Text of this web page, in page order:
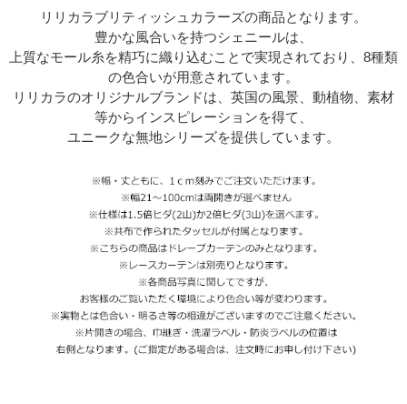
リリカラブリティッシュカラーズの商品となります。
豊かな風合いを持つシェニールは、
上質なモール糸を精巧に織り込むことで実現されており、8種類
の色合いが用意されています。
リリカラのオリジナルブランドは、英国の風景、動植物、素材
等からインスピレーションを得て、
ユニークな無地シリーズを提供しています。